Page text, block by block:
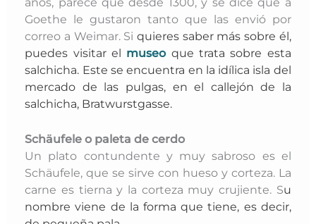
Goethe le gustaron tanto que las envió por
correo a Weimar. Si quieres saber más sobre él,
puedes visitar el museoque trata sobre esta
salchicha. Este se encuentra en la idílica isla del
mercado de las pulgas, en el callejón de la
salchicha, Bratwurstgasse.
Schäufele o paleta de cerdo
Un plato contundente y muy sabroso es el
Schäufele, que se sirve con hueso y corteza. La
carne es tierna y la corteza muy crujiente. Su
nombre viene de la forma que tiene, es decir,